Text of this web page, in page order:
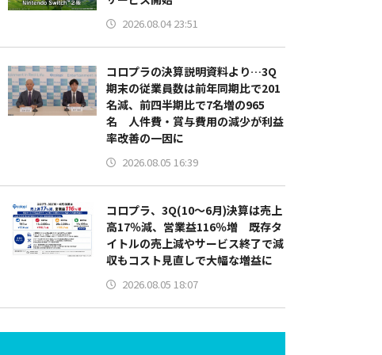
2026.08.04 23:51
コロプラの決算説明資料より…3Q
期末の従業員数は前年同期比で201
名減、前四半期比で7名増の965
名 人件費・賞与費用の減少が利益
率改善の一因に
2026.08.05 16:39
コロプラ、3Q(10～6月)決算は売上
高17％減、営業益116％増 既存タ
イトルの売上減やサービス終了で減
収もコスト見直しで大幅な増益に
2026.08.05 18:07